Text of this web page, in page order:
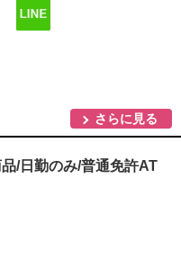
さらに見る
/日勤のみ/普通免許AT